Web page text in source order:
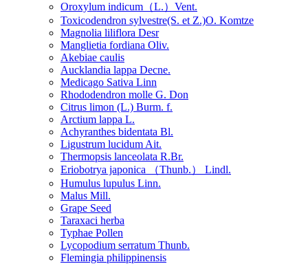
Oroxylum indicum（L.）Vent.
Toxicodendron sylvestre(S. et Z.)O. Komtze
Magnolia liliflora Desr
Manglietia fordiana Oliv.
Akebiae caulis
Aucklandia lappa Decne.
Medicago Sativa Linn
Rhododendron molle G. Don
Citrus limon (L.) Burm. f.
Arctium lappa L.
Achyranthes bidentata Bl.
Ligustrum lucidum Ait.
Thermopsis lanceolata R.Br.
Eriobotrya japonica （Thunb.） Lindl.
Humulus lupulus Linn.
Malus Mill.
Grape Seed
Taraxaci herba
Typhae Pollen
Lycopodium serratum Thunb.
Flemingia philippinensis